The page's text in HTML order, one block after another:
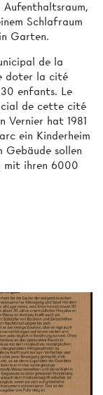
Aufenthaltsraum,
Schlafraum
Garten.
de la
doter la cité
enfants. Le
de cette cité
Vernier hat 1981
ein Kinderheim
sollen
mit ihren 6000